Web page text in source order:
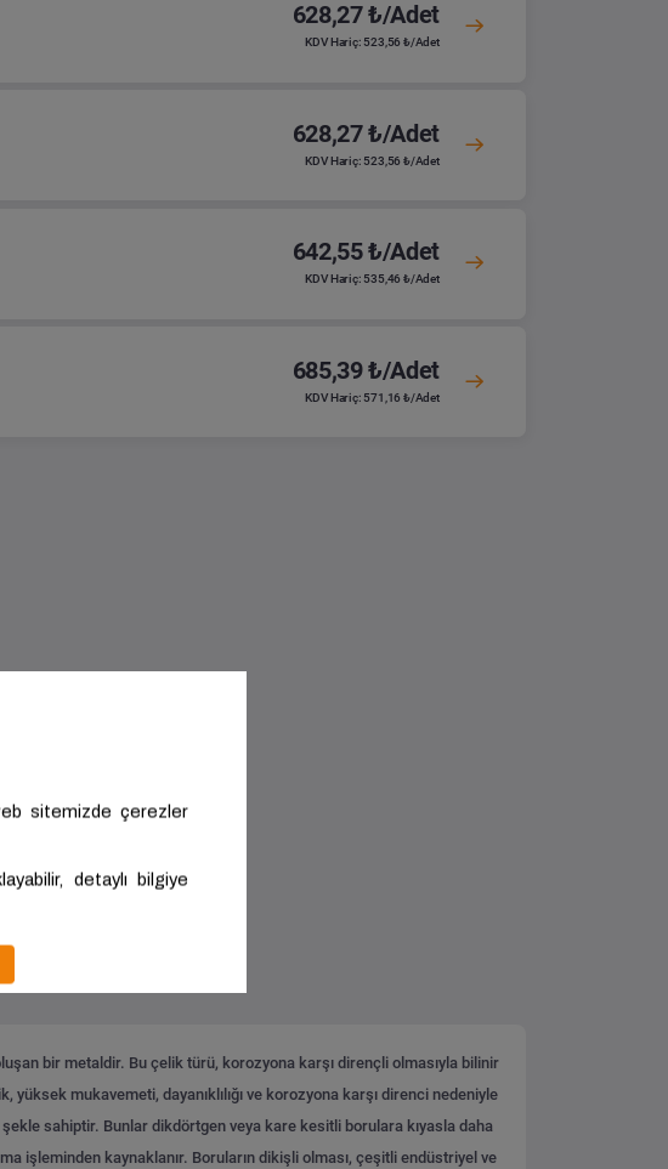
628,27 ₺/Adet
KDV Hariç: 523,56 ₺/Adet
628,27 ₺/Adet
KDV Hariç: 523,56 ₺/Adet
642,55 ₺/Adet
KDV Hariç: 535,46 ₺/Adet
685,39 ₺/Adet
KDV Hariç: 571,16 ₺/Adet
bir metaldir. Bu çelik türü, korozyona karşı dirençli olmasıyla bilinir
mukavemeti, dayanıklılığı ve korozyona karşı direnci nedeniyle
sahiptir. Bunlar dikdörtgen veya kare kesitli borulara kıyasla daha
işleminden kaynaklanır. Boruların dikişli olması, çeşitli endüstriyel ve